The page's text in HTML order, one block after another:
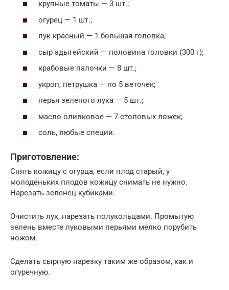
крупные томаты — 3 шт.;
огурец — 1 шт.;
лук красный — 1 большая головка;
сыр адыгейский — половина головки (300 г);
крабовые палочки — 8 шт.;
укроп, петрушка — по 5 веточек;
перья зеленого лука — 5 шт.;
масло оливковое — 7 столовых ложек;
соль, любые специи.
Приготовление:
Снять кожицу с огурца, если плод старый, у
молоденьких плодов кожицу снимать не нужно.
Нарезать зеленец кубиками.
Очистить лук, нарезать полукольцами. Промытую
зелень вместе луковыми перьями мелко порубить
ножом.
Сделать сырную нарезку таким же образом, как и
огуречную.